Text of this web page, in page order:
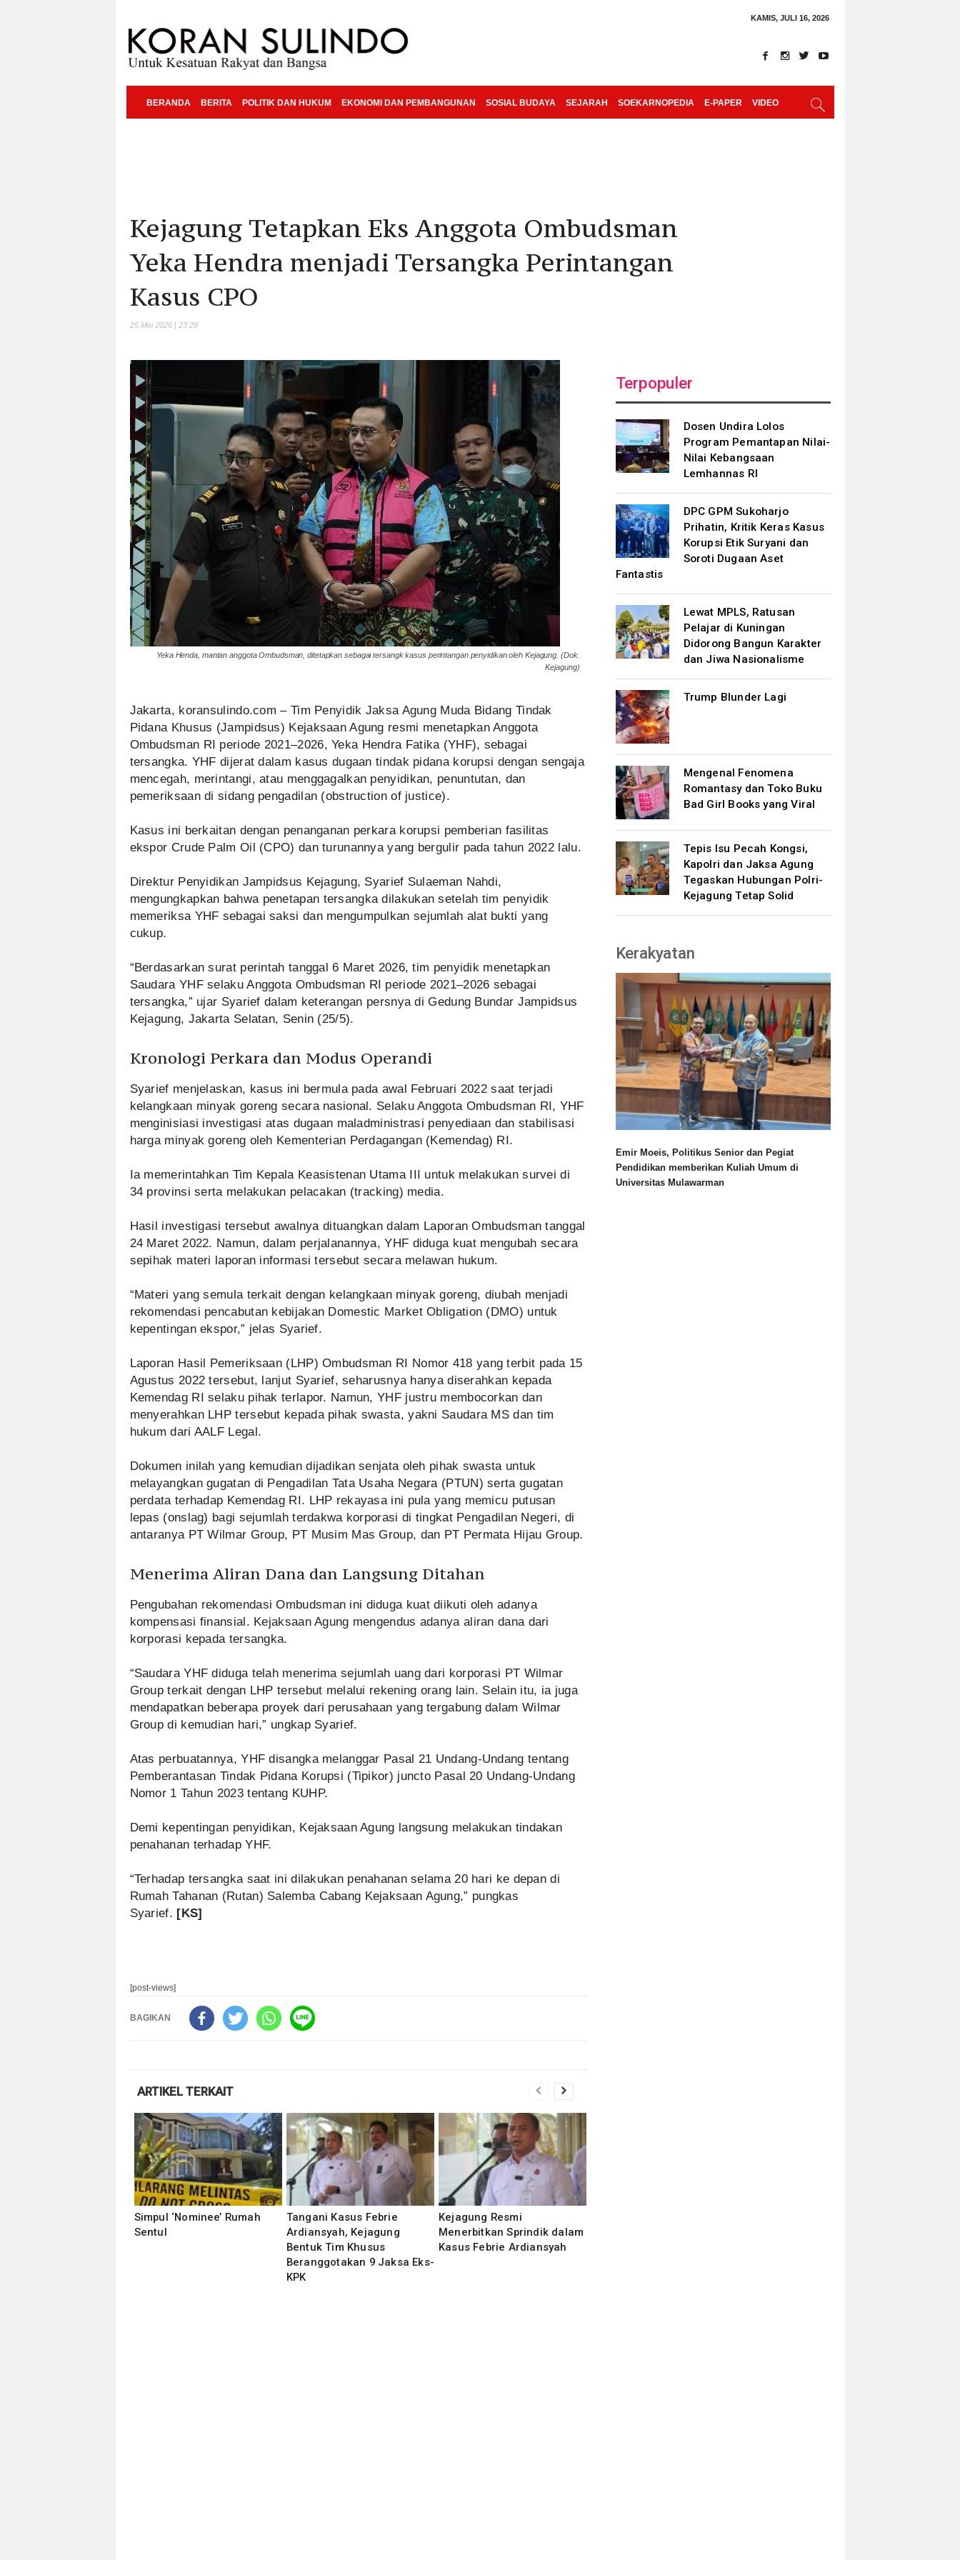
KAMIS, JULI 16, 2026
BERANDA BERITA POLITIK DAN HUKUM EKONOMI DAN PEMBANGUNAN SOSIAL BUDAYA SEJARAH SOEKARNOPEDIA E-PAPER VIDEO
Kejagung Tetapkan Eks Anggota Ombudsman
Yeka Hendra menjadi Tersangka Perintangan
Kasus CPO
25 Mei 2026 | 23:29
Yeka Henda, mantan anggota Ombudsman, ditetapkan sebagai tersangk kasus perintangan penyidikan oleh Kejagung. (Dok.
Kejagung)
Jakarta, koransulindo.com – Tim Penyidik Jaksa Agung Muda Bidang Tindak
Pidana Khusus (Jampidsus) Kejaksaan Agung resmi menetapkan Anggota
Ombudsman RI periode 2021–2026, Yeka Hendra Fatika (YHF), sebagai
tersangka. YHF dijerat dalam kasus dugaan tindak pidana korupsi dengan sengaja
mencegah, merintangi, atau menggagalkan penyidikan, penuntutan, dan
pemeriksaan di sidang pengadilan (obstruction of justice).
Kasus ini berkaitan dengan penanganan perkara korupsi pemberian fasilitas
ekspor Crude Palm Oil (CPO) dan turunannya yang bergulir pada tahun 2022 lalu.
Direktur Penyidikan Jampidsus Kejagung, Syarief Sulaeman Nahdi,
mengungkapkan bahwa penetapan tersangka dilakukan setelah tim penyidik
memeriksa YHF sebagai saksi dan mengumpulkan sejumlah alat bukti yang
cukup.
“Berdasarkan surat perintah tanggal 6 Maret 2026, tim penyidik menetapkan
Saudara YHF selaku Anggota Ombudsman RI periode 2021–2026 sebagai
tersangka,” ujar Syarief dalam keterangan persnya di Gedung Bundar Jampidsus
Kejagung, Jakarta Selatan, Senin (25/5).
Kronologi Perkara dan Modus Operandi
Syarief menjelaskan, kasus ini bermula pada awal Februari 2022 saat terjadi
kelangkaan minyak goreng secara nasional. Selaku Anggota Ombudsman RI, YHF
menginisiasi investigasi atas dugaan maladministrasi penyediaan dan stabilisasi
harga minyak goreng oleh Kementerian Perdagangan (Kemendag) RI.
Ia memerintahkan Tim Kepala Keasistenan Utama III untuk melakukan survei di
34 provinsi serta melakukan pelacakan (tracking) media.
Hasil investigasi tersebut awalnya dituangkan dalam Laporan Ombudsman tanggal
24 Maret 2022. Namun, dalam perjalanannya, YHF diduga kuat mengubah secara
sepihak materi laporan informasi tersebut secara melawan hukum.
“Materi yang semula terkait dengan kelangkaan minyak goreng, diubah menjadi
rekomendasi pencabutan kebijakan Domestic Market Obligation (DMO) untuk
kepentingan ekspor,” jelas Syarief.
Laporan Hasil Pemeriksaan (LHP) Ombudsman RI Nomor 418 yang terbit pada 15
Agustus 2022 tersebut, lanjut Syarief, seharusnya hanya diserahkan kepada
Kemendag RI selaku pihak terlapor. Namun, YHF justru membocorkan dan
menyerahkan LHP tersebut kepada pihak swasta, yakni Saudara MS dan tim
hukum dari AALF Legal.
Dokumen inilah yang kemudian dijadikan senjata oleh pihak swasta untuk
melayangkan gugatan di Pengadilan Tata Usaha Negara (PTUN) serta gugatan
perdata terhadap Kemendag RI. LHP rekayasa ini pula yang memicu putusan
lepas (onslag) bagi sejumlah terdakwa korporasi di tingkat Pengadilan Negeri, di
antaranya PT Wilmar Group, PT Musim Mas Group, dan PT Permata Hijau Group.
Menerima Aliran Dana dan Langsung Ditahan
Pengubahan rekomendasi Ombudsman ini diduga kuat diikuti oleh adanya
kompensasi finansial. Kejaksaan Agung mengendus adanya aliran dana dari
korporasi kepada tersangka.
“Saudara YHF diduga telah menerima sejumlah uang dari korporasi PT Wilmar
Group terkait dengan LHP tersebut melalui rekening orang lain. Selain itu, ia juga
mendapatkan beberapa proyek dari perusahaan yang tergabung dalam Wilmar
Group di kemudian hari,” ungkap Syarief.
Atas perbuatannya, YHF disangka melanggar Pasal 21 Undang-Undang tentang
Pemberantasan Tindak Pidana Korupsi (Tipikor) juncto Pasal 20 Undang-Undang
Nomor 1 Tahun 2023 tentang KUHP.
Demi kepentingan penyidikan, Kejaksaan Agung langsung melakukan tindakan
penahanan terhadap YHF.
“Terhadap tersangka saat ini dilakukan penahanan selama 20 hari ke depan di
Rumah Tahanan (Rutan) Salemba Cabang Kejaksaan Agung,” pungkas
Syarief. [KS]
[post-views]
BAGIKAN
ARTIKEL TERKAIT
Simpul ‘Nominee’ Rumah
Sentul
Tangani Kasus Febrie
Ardiansyah, Kejagung
Bentuk Tim Khusus
Beranggotakan 9 Jaksa Eks-
KPK
Kejagung Resmi
Menerbitkan Sprindik dalam
Kasus Febrie Ardiansyah
Terpopuler
Dosen Undira Lolos
Program Pemantapan Nilai-
Nilai Kebangsaan
Lemhannas RI
DPC GPM Sukoharjo
Prihatin, Kritik Keras Kasus
Korupsi Etik Suryani dan
Soroti Dugaan Aset
Fantastis
Lewat MPLS, Ratusan
Pelajar di Kuningan
Didorong Bangun Karakter
dan Jiwa Nasionalisme
Trump Blunder Lagi
Mengenal Fenomena
Romantasy dan Toko Buku
Bad Girl Books yang Viral
Tepis Isu Pecah Kongsi,
Kapolri dan Jaksa Agung
Tegaskan Hubungan Polri-
Kejagung Tetap Solid
Kerakyatan
Emir Moeis, Politikus Senior dan Pegiat
Pendidikan memberikan Kuliah Umum di
Universitas Mulawarman